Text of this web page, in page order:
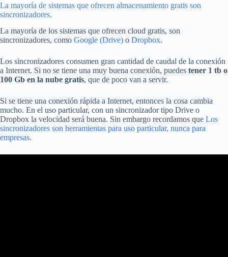
La mayoría de sistemas que ofrecen almacenamiento gratis son
sincronizadores.
La mayoría de los sistemas que ofrecen cloud gratis, son
sincronizadores, como Google (Drive) o Dropbox.
Los sincronizadores consumen gran cantidad de caudal de la conexión
a Internet. Si no se tiene una muy buena conexión, puedes tener 1 tb o
100 Gb en la nube gratis, que de poco van a servir.
Si se tiene una conexión rápida a Internet, entonces la cosa cambia
mucho. En el uso particular, con un sincronizador tipo Drive o
Dropbox la velocidad será buena. Sin embargo recordamos que Los
sincronizadores son herramientas para uso particular, nunca para
empresas.